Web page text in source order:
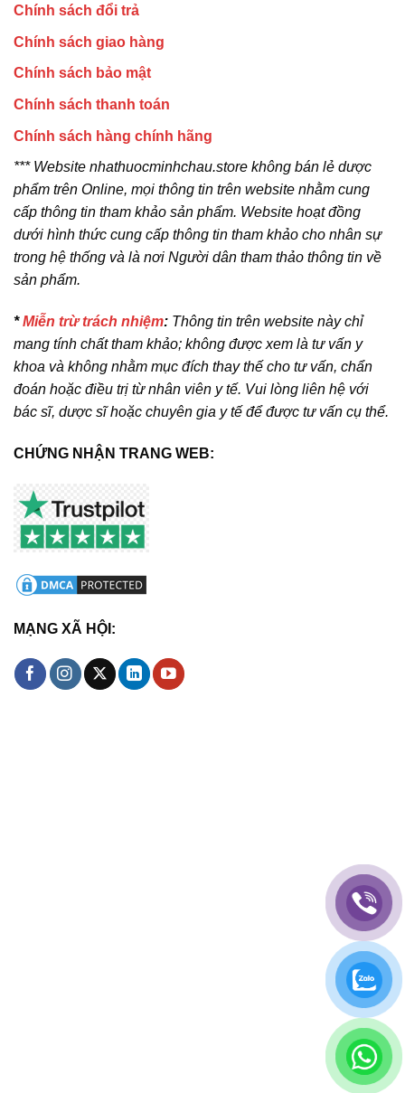
Chính sách đổi trả
Chính sách giao hàng
Chính sách bảo mật
Chính sách thanh toán
Chính sách hàng chính hãng
*** Website nhathuocminhchau.store không bán lẻ dược
phẩm trên Online, mọi thông tin trên website nhằm cung
cấp thông tin tham khảo sản phẩm. Website hoạt đồng
dưới hình thức cung cấp thông tin tham khảo cho nhân sự
trong hệ thống và là nơi Người dân tham thảo thông tin về
sản phẩm.
*Miễn trừ trách nhiệm: Thông tin trên website này chỉ
mang tính chất tham khảo; không được xem là tư vấn y
khoa và không nhằm mục đích thay thế cho tư vấn, chẩn
đoán hoặc điều trị từ nhân viên y tế. Vui lòng liên hệ với
bác sĩ, dược sĩ hoặc chuyên gia y tế để được tư vấn cụ thể.
CHỨNG NHẬN TRANG WEB:
MẠNG XÃ HỘI: